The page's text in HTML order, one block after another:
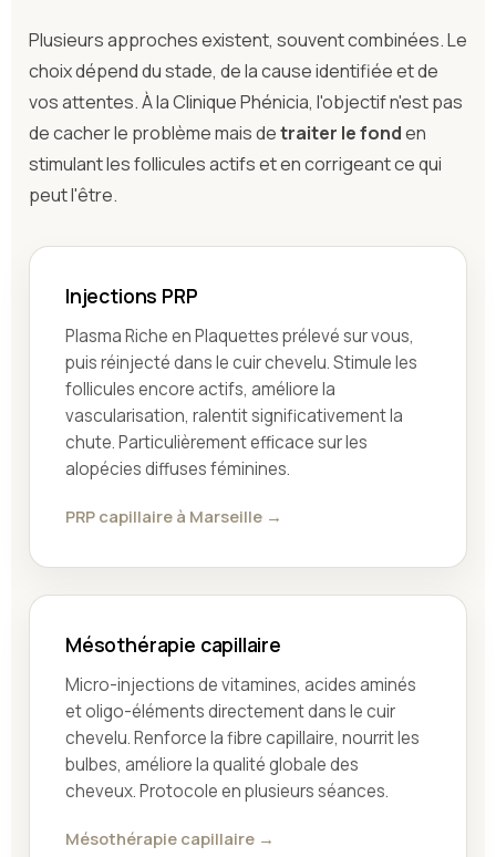
Plusieurs approches existent, souvent combinées. Le
choix dépend du stade, de la cause identifiée et de
vos attentes. À la Clinique Phénicia, l'objectif n'est pas
de cacher le problème mais detraiter le fonden
stimulant les follicules actifs et en corrigeant ce qui
peut l'être.
Injections PRP
Plasma Riche en Plaquettes prélevé sur vous,
puis réinjecté dans le cuir chevelu. Stimule les
follicules encore actifs, améliore la
vascularisation, ralentit significativement la
chute. Particulièrement efficace sur les
alopécies diffuses féminines.
PRP capillaire à Marseille →
Mésothérapie capillaire
Micro-injections de vitamines, acides aminés
et oligo-éléments directement dans le cuir
chevelu. Renforce la fibre capillaire, nourrit les
bulbes, améliore la qualité globale des
cheveux. Protocole en plusieurs séances.
Mésothérapie capillaire →